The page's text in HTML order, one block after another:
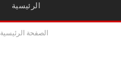
الرئيسية
الصفحة الرئيسية